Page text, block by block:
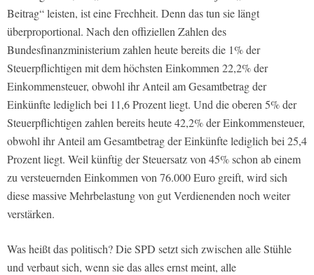
Beitrag“ leisten, ist eine Frechheit. Denn das tun sie längt
überproportional. Nach den offiziellen Zahlen des
Bundesfinanzministerium zahlen heute bereits die 1% der
Steuerpflichtigen mit dem höchsten Einkommen 22,2% der
Einkommensteuer, obwohl ihr Anteil am Gesamtbetrag der
Einkünfte lediglich bei 11,6 Prozent liegt. Und die oberen 5% der
Steuerpflichtigen zahlen bereits heute 42,2% der Einkommensteuer,
obwohl ihr Anteil am Gesamtbetrag der Einkünfte lediglich bei 25,4
Prozent liegt. Weil künftig der Steuersatz von 45% schon ab einem
zu versteuernden Einkommen von 76.000 Euro greift, wird sich
diese massive Mehrbelastung von gut Verdienenden noch weiter
verstärken.
Was heißt das politisch? Die SPD setzt sich zwischen alle Stühle
und verbaut sich, wenn sie das alles ernst meint, alle